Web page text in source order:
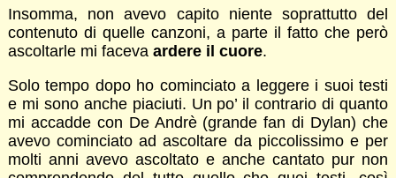
Insomma, non avevo capito niente soprattutto del
contenuto di quelle canzoni, a parte il fatto che però
ascoltarle mi faceva ardere il cuore.
Solo tempo dopo ho cominciato a leggere i suoi testi
e mi sono anche piaciuti. Un po’ il contrario di quanto
mi accadde con De Andrè (grande fan di Dylan) che
avevo cominciato ad ascoltare da piccolissimo e per
molti anni avevo ascoltato e anche cantato pur non